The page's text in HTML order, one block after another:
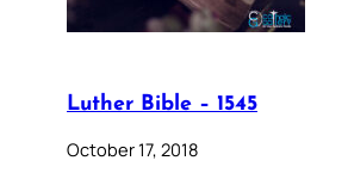
Luther Bible – 1545
October 17, 2018